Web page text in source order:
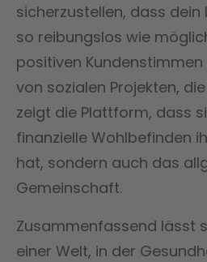
sicherzustellen, dass
so reibungslos wie
positiven Kundenstimmen
von sozialen Projekten,
zeigt die Plattform, dass
finanzielle Wohlbefinden
hat, sondern auch das
Gemeinschaft.
Zusammenfassend lässt
einer Welt, in der